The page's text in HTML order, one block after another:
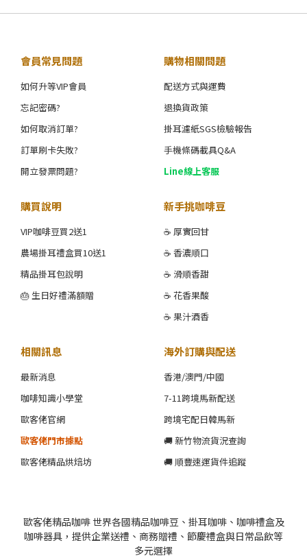
會員常見問題
如何升等VIP會員
忘記密碼?
如何取消訂單?
訂單刷卡失敗?
開立發票問題?
購物相關問題
配送方式與運費
退換貨政策
掛耳濾紙SGS檢驗報告
手機條碼載具Q&A
Line線上客服
購買說明
VIP咖啡豆買2送1
農場掛耳禮盒買10送1
精品掛耳包說明
🎂 生日好禮滿額贈
新手挑咖啡豆
☕ 厚實回甘
☕ 香濃順口
☕ 滑順香甜
☕ 花香果酸
☕ 果汁酒香
相關訊息
最新消息
咖啡知識小學堂
歐客佬官網
歐客佬門市據點
歐客佬精品烘焙坊
海外訂購與配送
香港/澳門/中國
7-11跨境馬新配送
跨境宅配日韓馬新
🚚 新竹物流貨況查詢
🚚 順豐速運貨件追蹤
歐客佬精品咖啡 世界各國精品咖啡豆、掛耳咖啡、咖啡禮盒及
咖啡器具，提供企業送禮、商務贈禮、節慶禮盒與日常品飲等
多元選擇